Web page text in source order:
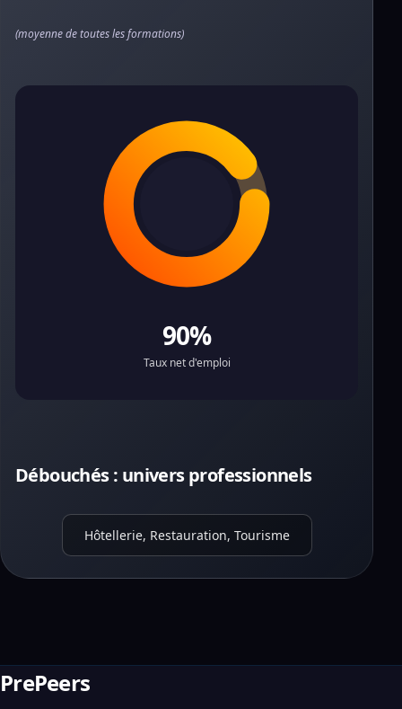
(moyenne de toutes les formations)
90%
Taux net d'emploi
Débouchés : univers professionnels
Hôtellerie, Restauration, Tourisme
PrePeers